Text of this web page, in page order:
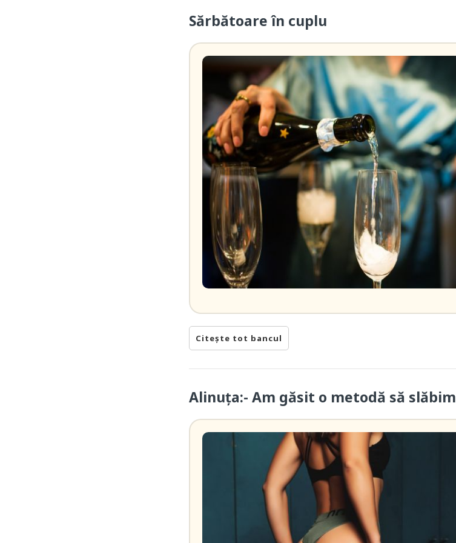
Sărbătoare în cuplu
Citește tot bancul
Alinuța:- Am găsit o metodă să slăbim